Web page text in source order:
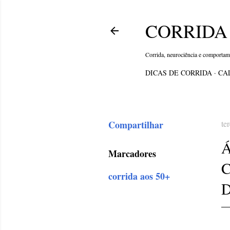
Corrida, neurociência e
DICAS DE CORRIDA
Compartilhar
Marcadores
corrida aos 50+